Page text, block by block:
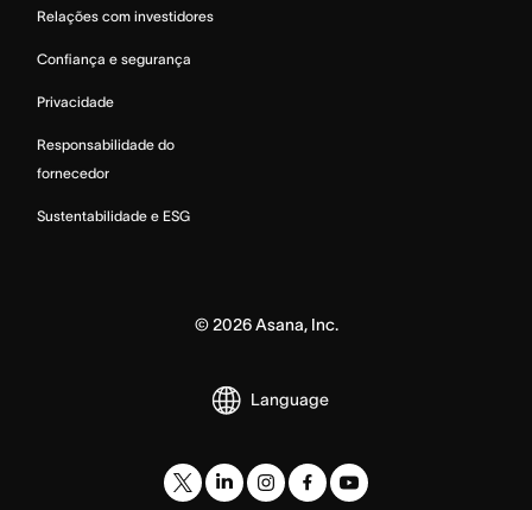
Relações com investidores
Confiança e segurança
Privacidade
Responsabilidade do
fornecedor
Sustentabilidade e ESG
© 2026Asana, Inc.
Language